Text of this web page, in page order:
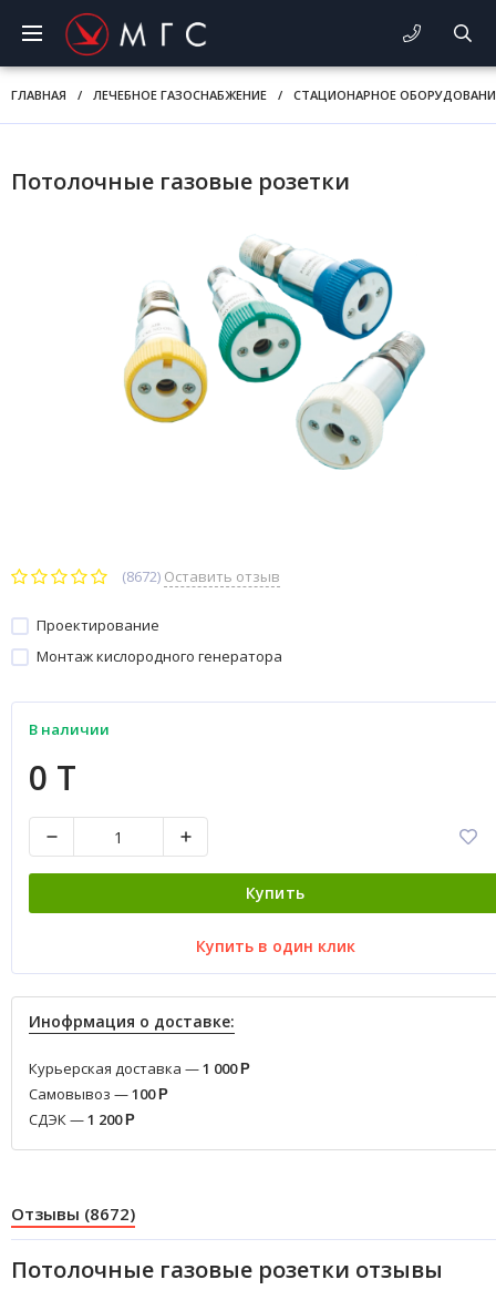
ГЛАВНАЯ / ЛЕЧЕБНОЕ ГАЗОСНАБЖЕНИЕ / СТАЦИОНАРНОЕ
Потолочные газовые розетки
(8672) Оставить отзыв
Проектирование
Монтаж кислородного генератора
В наличии
0 T
Купить
Купить в один клик
Инофрмация о доставке:
Курьерская доставка —1 000 Р
Самовывоз —100 Р
СДЭК —1 200 Р
Отзывы (8672)
Потолочные газовые розетки отзывы